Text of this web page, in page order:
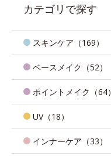
カテゴリで探す
スキンケア（169）
ベースメイク（52）
ポイントメイク（64）
UV（18）
インナーケア（33）